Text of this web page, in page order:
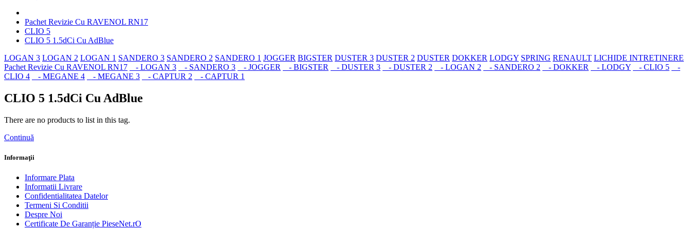
Pachet Revizie Cu RAVENOL RN17
CLIO 5
CLIO 5 1.5dCi Cu AdBlue
LOGAN 3 LOGAN 2 LOGAN 1 SANDERO 3 SANDERO 2 SANDERO 1 JOGGER BIGSTER DUSTER 3 DUSTER 2 DUSTER DOKKER LODGY SPRING RENAULT LICHIDE INTRETINERE
Pachet Revizie Cu RAVENOL RN17
- LOGAN 3 - SANDERO 3 - JOGGER - BIGSTER - DUSTER 3 - DUSTER 2 - LOGAN 2 - SANDERO 2 - DOKKER - LODGY - CLIO 5
-
CLIO 4
- MEGANE 4 - MEGANE 3 - CAPTUR 2 - CAPTUR 1
CLIO 5 1.5dCi Cu AdBlue
There are no products to list in this tag.
Continuă
Informaţii
Informare Plata
Informatii Livrare
Confidentialitatea Datelor
Termeni Si Conditii
Despre Noi
Certificate De Garanție PieseNet.rO